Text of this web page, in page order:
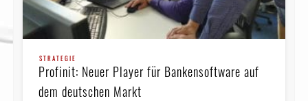
STRATEGIE
Profinit: Neuer Player für Bankensoftware auf
dem deutschen Markt